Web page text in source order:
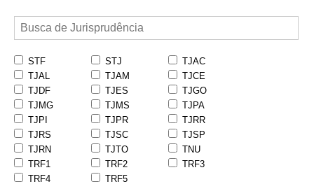
STF STJ
TJAC
TJAL
TJAM
TJCE
TJDF
TJES
TJGO
TJMG
TJMS
TJPA
TJPI
TJPR
TJRR
TJRS
TJSC
TJSP
TJRN
TJTO
TNU
TRF1
TRF2
TRF3
TRF4
TRF5